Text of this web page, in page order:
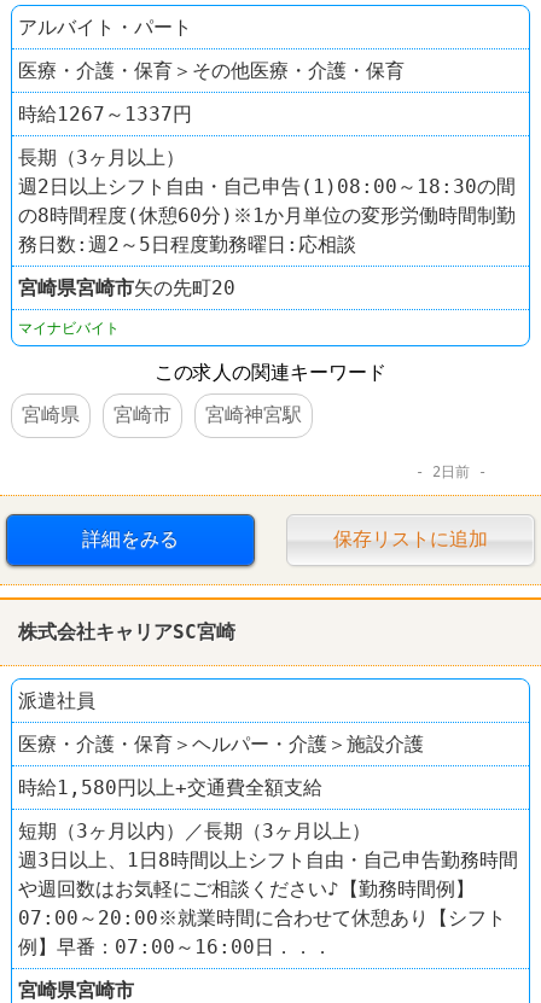
アルバイト・パート
医療・介護・保育＞その他医療・介護・保育
時給1267～1337円
長期（3ヶ月以上）
週2日以上シフト自由・自己申告(1)08:00～18:30の間
の8時間程度(休憩60分)※1か月単位の変形労働時間制勤
務日数:週2～5日程度勤務曜日:応相談
宮崎県宮崎市矢の先町20
マイナビバイト
この求人の関連キーワード
宮崎県
宮崎市 宮崎神宮駅
2日前
詳細をみる 保存リストに追加
株式会社キャリアSC宮崎
派遣社員
医療・介護・保育＞ヘルパー・介護＞施設介護
時給1,580円以上+交通費全額支給
短期（3ヶ月以内）／長期（3ヶ月以上）
週3日以上、1日8時間以上シフト自由・自己申告勤務時間
や週回数はお気軽にご相談ください♪【勤務時間例】
07:00～20:00※就業時間に合わせて休憩あり【シフト
例】早番：07:00～16:00日．．．
宮崎県宮崎市